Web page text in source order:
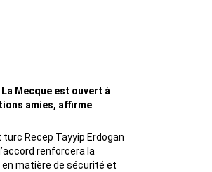
La Mecque est ouvert à
amies, affirme
turc Recep Tayyip Erdogan
renforcera la
matière de sécurité et